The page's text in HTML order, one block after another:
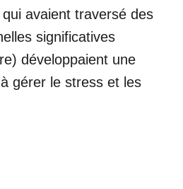
avaient traversé des
significatives
développaient une
gérer le stress et les